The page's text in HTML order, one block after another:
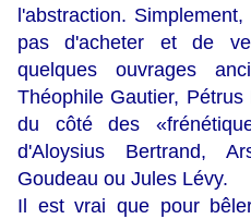
l'abstraction.
pas d'acheter et de
quelques ouvrages
Théophile Gautier,
du côté des
d'Aloysius Bertrand,
Goudeau ou Jules Lévy.
Il est vrai que pour